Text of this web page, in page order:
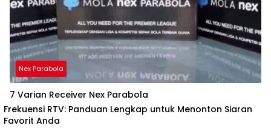
Nex Parabola
7 Varian Receiver Nex Parabola
Frekuensi RTV: Panduan Lengkap untuk Menonton Siaran
Favorit Anda